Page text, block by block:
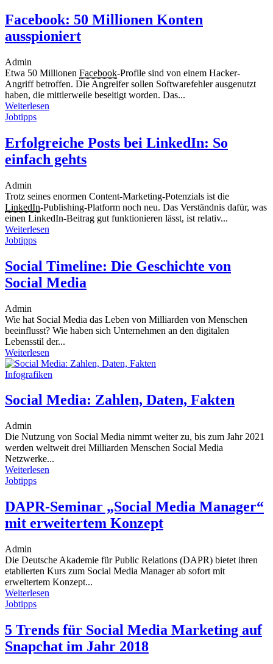
Facebook: 50 Millionen Konten
ausspioniert
Admin
Etwa 50 Millionen Facebook-Profile sind von einem Hacker-
Angriff betroffen. Die Angreifer sollen Softwarefehler ausgenutzt
haben, die mittlerweile beseitigt worden. Das...
Weiterlesen
Jobtipps
Erfolgreiche Posts bei LinkedIn: So
einfach gehts
Admin
Trotz seines enormen Content-Marketing-Potenzials ist die
LinkedIn-Publishing-Platform noch neu. Das Verständnis dafür, was
einen LinkedIn-Beitrag gut funktionieren lässt, ist relativ...
Weiterlesen
Jobtipps
Social Timeline: Die Geschichte von
Social Media
Admin
Wie hat Social Media das Leben von Milliarden von Menschen
beeinflusst? Wie haben sich Unternehmen an den digitalen
Lebensstil der...
Weiterlesen
Infografiken
Social Media: Zahlen, Daten, Fakten
Admin
Die Nutzung von Social Media nimmt weiter zu, bis zum Jahr 2021
werden weltweit drei Milliarden Menschen Social Media
Netzwerke...
Weiterlesen
Jobtipps
DAPR-Seminar „Social Media Manager“
mit erweitertem Konzept
Admin
Die Deutsche Akademie für Public Relations (DAPR) bietet ihren
etablierten Kurs zum Social Media Manager ab sofort mit
erweitertem Konzept...
Weiterlesen
Jobtipps
5 Trends für Social Media Marketing auf
Snapchat im Jahr 2018